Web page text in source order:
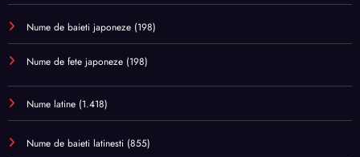
Nume de baieti japoneze (198)
Nume de fete japoneze (198)
Nume latine (1.418)
Nume de baieti latinesti (855)